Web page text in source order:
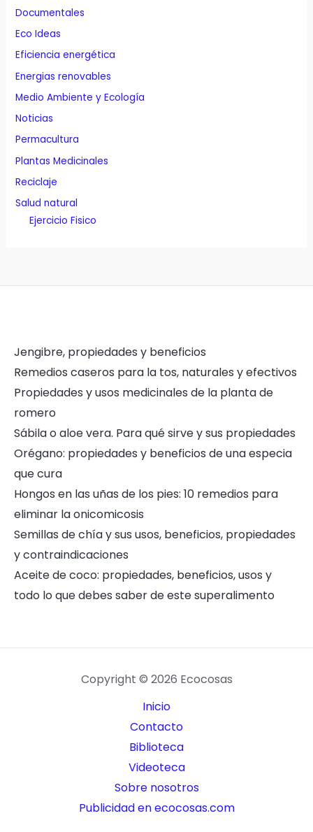
Documentales
Eco Ideas
Eficiencia energética
Energias renovables
Medio Ambiente y Ecología
Noticias
Permacultura
Plantas Medicinales
Reciclaje
Salud natural
Ejercicio Fisico
Jengibre, propiedades y beneficios
Remedios caseros para la tos, naturales y efectivos
Propiedades y usos medicinales de la planta de
romero
Sábila o aloe vera. Para qué sirve y sus propiedades
Orégano: propiedades y beneficios de una especia
que cura
Hongos en las uñas de los pies: 10 remedios para
eliminar la onicomicosis
Semillas de chía y sus usos, beneficios, propiedades
y contraindicaciones
Aceite de coco: propiedades, beneficios, usos y
todo lo que debes saber de este superalimento
Copyright © 2026 Ecocosas
Inicio
Contacto
Biblioteca
Videoteca
Sobre nosotros
Publicidad en ecocosas.com